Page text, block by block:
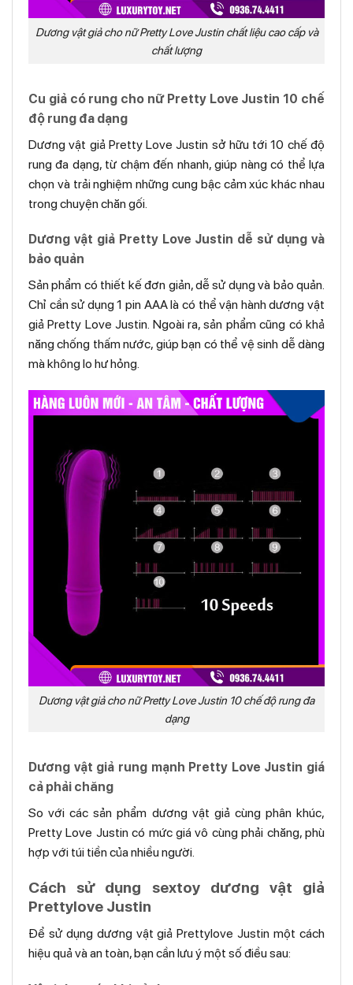
Dương vật giả cho nữ Pretty Love Justin chất liệu cao cấp và
chất lượng
Cu giả có rung cho nữ Pretty Love Justin 10 chế
độ rung đa dạng
Dương vật giả Pretty Love Justin sở hữu tới 10 chế độ
rung đa dạng, từ chậm đến nhanh, giúp nàng có thể lựa
chọn và trải nghiệm những cung bậc cảm xúc khác nhau
trong chuyện chăn gối.
Dương vật giả Pretty Love Justin dễ sử dụng và
bảo quản
Sản phẩm có thiết kế đơn giản, dễ sử dụng và bảo quản.
Chỉ cần sử dụng 1 pin AAA là có thể vận hành dương vật
giả Pretty Love Justin. Ngoài ra, sản phẩm cũng có khả
năng chống thấm nước, giúp bạn có thể vệ sinh dễ dàng
mà không lo hư hỏng.
Dương vật giả cho nữ Pretty Love Justin 10 chế độ rung đa
dạng
Dương vật giả rung mạnh Pretty Love Justin giá
cả phải chăng
So với các sản phẩm dương vật giả cùng phân khúc,
Pretty Love Justin có mức giá vô cùng phải chăng, phù
hợp với túi tiền của nhiều người.
Cách sử dụng sextoy dương vật giả
Prettylove Justin
Để sử dụng dương vật giả Prettylove Justin một cách
hiệu quả và an toàn, bạn cần lưu ý một số điều sau: